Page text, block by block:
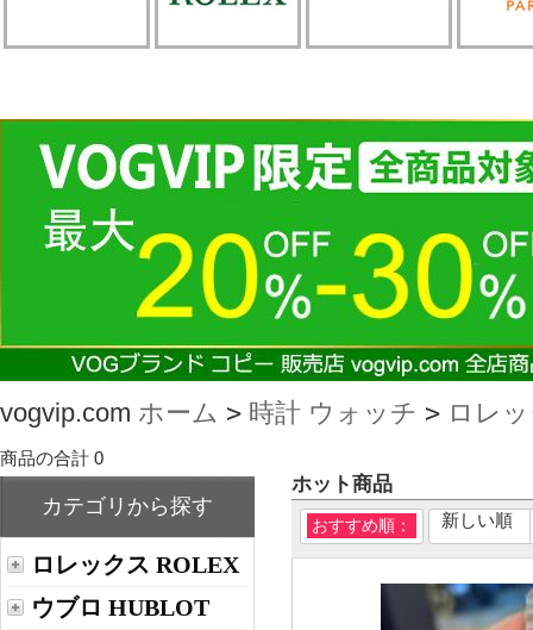
vogvip.com ホーム > 時計 ウォッチ > ロレ
商品の合計 0
カテゴリから探す
ロレックス ROLEX
ウブロ HUBLOT
ホット商品
おすすめ順： 新しい順